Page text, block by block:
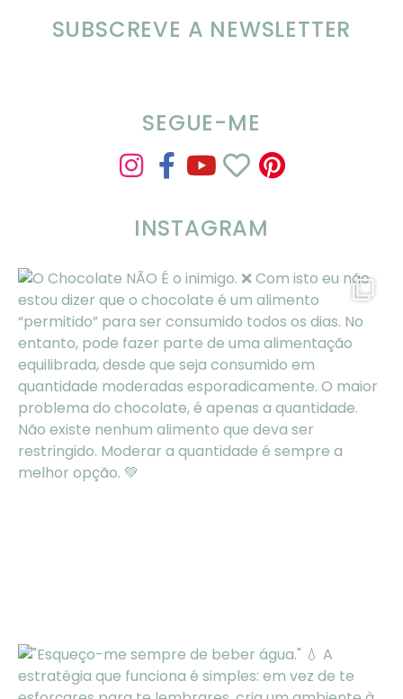
SOMP (SOP): 5 Ideias de Pequenos
SUBSCREVE A NEWSLETTER
SEGUE-ME
INSTAGRAM